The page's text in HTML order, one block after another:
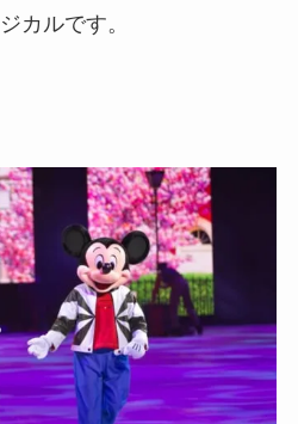
カルです。